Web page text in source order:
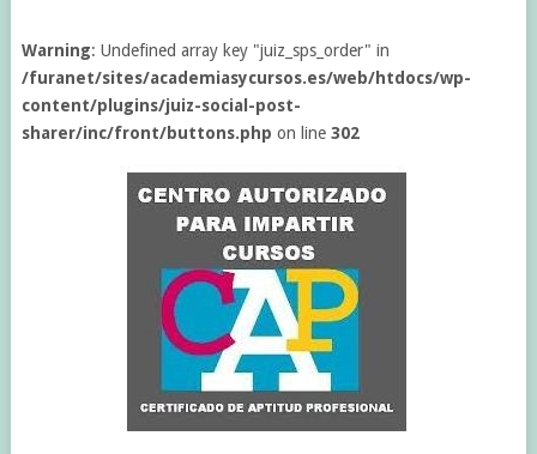
Warning: Undefined array key "juiz_sps_order" in
/furanet/sites/academiasycursos.es/web/htdocs/wp-
content/plugins/juiz-social-post-
sharer/inc/front/buttons.php on line 302